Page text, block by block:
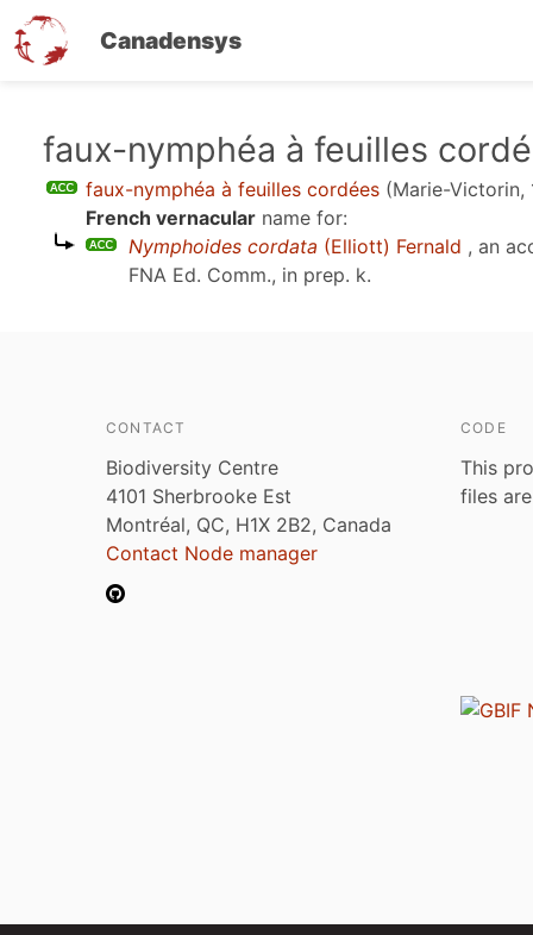
Canadensys
faux-nymphéa à feuilles
faux-nymphéa à feuilles cordées (Marie-Victorin,
French vernacular name for:
Nymphoides cordata (Elliott) Fernald , an
FNA Ed. Comm., in prep. k.
CONTACT
Biodiversity Centre
4101 Sherbrooke Est
Montréal, QC, H1X 2B2, Canada
Contact Node manager
CODE
This
files